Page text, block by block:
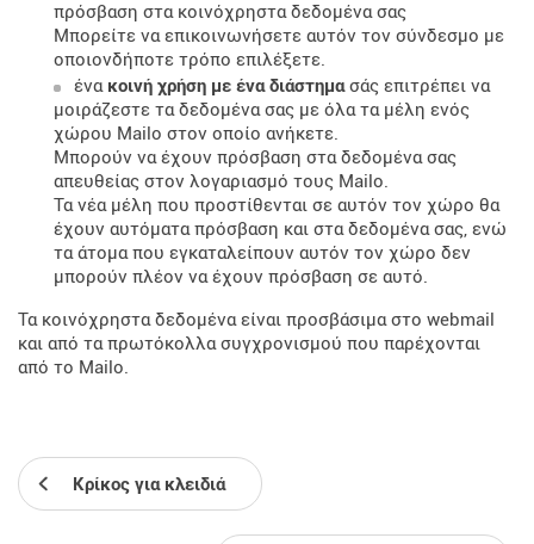
πρόσβαση στα κοινόχρηστα δεδομένα σας
Μπορείτε να επικοινωνήσετε αυτόν τον σύνδεσμο με
οποιονδήποτε τρόπο επιλέξετε.
ένα κοινή χρήση με ένα διάστημασάς επιτρέπει να
μοιράζεστε τα δεδομένα σας με όλα τα μέλη ενός
χώρου Mailo στον οποίο ανήκετε.
Μπορούν να έχουν πρόσβαση στα δεδομένα σας
απευθείας στον λογαριασμό τους Mailo.
Τα νέα μέλη που προστίθενται σε αυτόν τον χώρο θα
έχουν αυτόματα πρόσβαση και στα δεδομένα σας, ενώ
τα άτομα που εγκαταλείπουν αυτόν τον χώρο δεν
μπορούν πλέον να έχουν πρόσβαση σε αυτό.
Τα κοινόχρηστα δεδομένα είναι προσβάσιμα στο webmail
και από τα πρωτόκολλα συγχρονισμού που παρέχονται
από το Mailo.
Κρίκος για κλειδιά